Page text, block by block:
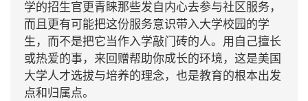
学的招生官更青睐那些发自内心去参与社区服务，
而且更有可能把这份服务意识带入大学校园的学
生，而不是把它当作入学敲门砖的人。用自己擅长
或热爱的事，来回赠帮助你成长的环境，这是美国
大学人才选拔与培养的理念，也是教育的根本出发
点和归属点。